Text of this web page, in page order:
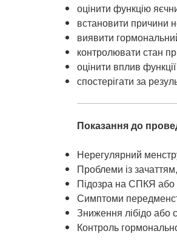
оцінити функцію
встановити причини
виявити
контролювати стан
оцінити вплив
спостерігати за
Показання до
Нерегулярний
Проблеми із
Підозра на СПКЯ або
Симптоми
Зниження лібідо або
Контроль